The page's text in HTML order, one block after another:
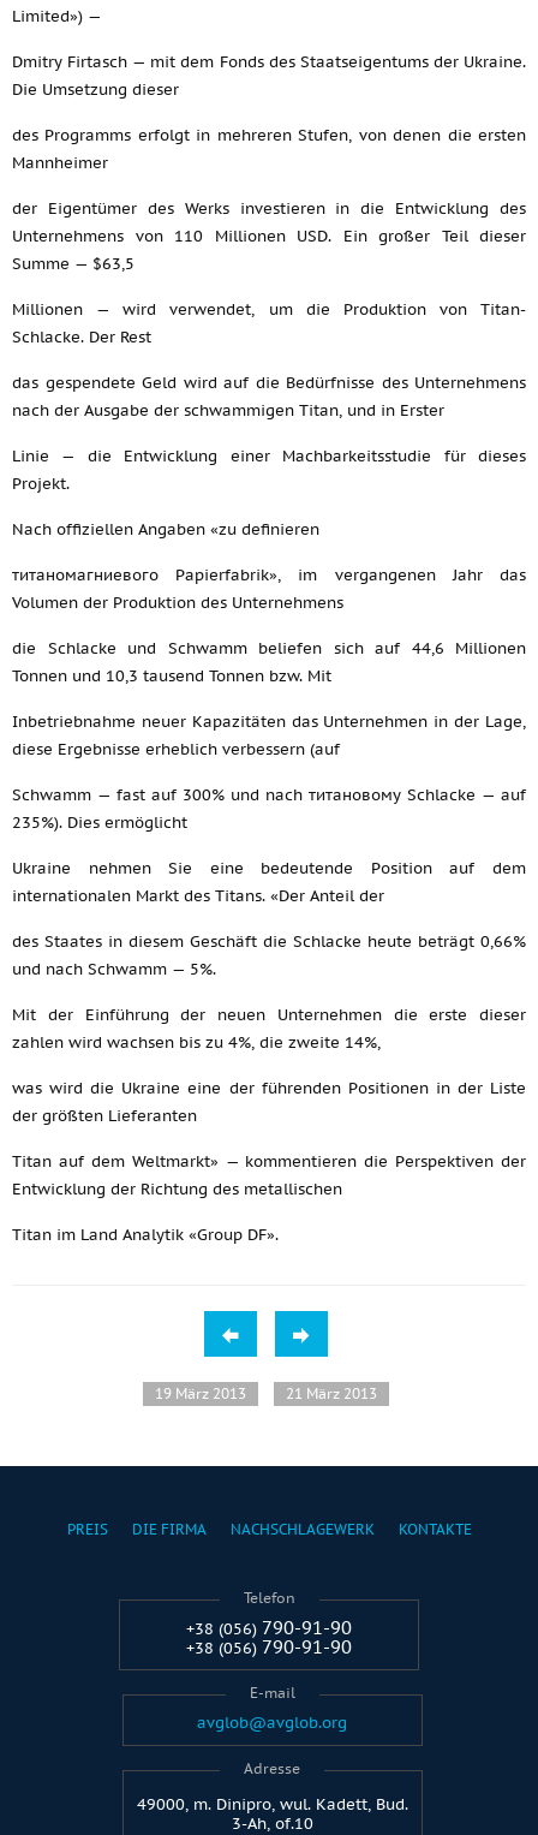
Limited») —
Dmitry Firtasch — mit dem Fonds des Staatseigentums der Ukraine.
Die Umsetzung dieser
des Programms erfolgt in mehreren Stufen, von denen die ersten
Mannheimer
der Eigentümer des Werks investieren in die Entwicklung des
Unternehmens von 110 Millionen USD. Ein großer Teil dieser
Summe — $63,5
Millionen — wird verwendet, um die Produktion von Titan-
Schlacke. Der Rest
das gespendete Geld wird auf die Bedürfnisse des Unternehmens
nach der Ausgabe der schwammigen Titan, und in Erster
Linie — die Entwicklung einer Machbarkeitsstudie für dieses
Projekt.
Nach offiziellen Angaben «zu definieren
титаномагниевого Papierfabrik», im vergangenen Jahr das
Volumen der Produktion des Unternehmens
die Schlacke und Schwamm beliefen sich auf 44,6 Millionen
Tonnen und 10,3 tausend Tonnen bzw. Mit
Inbetriebnahme neuer Kapazitäten das Unternehmen in der Lage,
diese Ergebnisse erheblich verbessern (auf
Schwamm — fast auf 300% und nach титановому Schlacke — auf
235%). Dies ermöglicht
Ukraine nehmen Sie eine bedeutende Position auf dem
internationalen Markt des Titans. «Der Anteil der
des Staates in diesem Geschäft die Schlacke heute beträgt 0,66%
und nach Schwamm — 5%.
Mit der Einführung der neuen Unternehmen die erste dieser
zahlen wird wachsen bis zu 4%, die zweite 14%,
was wird die Ukraine eine der führenden Positionen in der Liste
der größten Lieferanten
Titan auf dem Weltmarkt» — kommentieren die Perspektiven der
Entwicklung der Richtung des metallischen
Titan im Land Analytik «Group DF».
19 März 2013 21 März 2013
PREIS DIE FIRMA NACHSCHLAGEWERK KONTAKTE
Telefon
+38 (056) 790-91-90
+38 (056) 790-91-90
E-mail
avglob@avglob.org
Adresse
49000, m. Dinipro, wul. Kadett, Bud.
3-Ah, of.10